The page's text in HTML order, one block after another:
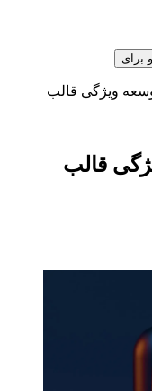
برای
ویژگی قالب
قالب